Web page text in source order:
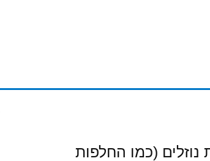
(כמו החלפות